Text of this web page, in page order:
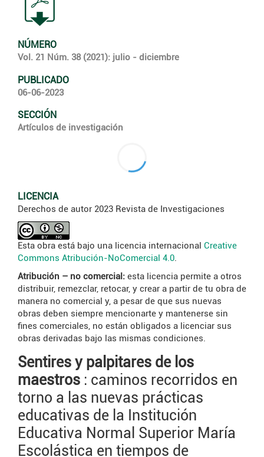
NÚMERO
Vol. 21 Núm. 38 (2021): julio - diciembre
PUBLICADO
06-06-2023
SECCIÓN
Artículos de investigación
LICENCIA
Derechos de autor 2023 Revista de Investigaciones
Esta obra está bajo una licencia internacional Creative
Commons Atribución-NoComercial 4.0.
Atribución – no comercial: esta licencia permite a otros
distribuir, remezclar, retocar, y crear a partir de tu obra de
manera no comercial y, a pesar de que sus nuevas
obras deben siempre mencionarte y mantenerse sin
fines comerciales, no están obligados a licenciar sus
obras derivadas bajo las mismas condiciones.
Sentires y palpitares de los
maestros : caminos recorridos en
torno a las nuevas prácticas
educativas de la Institución
Educativa Normal Superior María
Escolástica en tiempos de